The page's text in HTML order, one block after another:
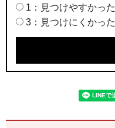
1：見つけやすかった
3：見つけにくかった